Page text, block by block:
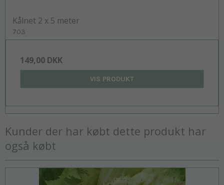
Kålnet 2 x 5 meter
703
149,00 DKK
VIS PRODUKT
Kunder der har købt dette produkt har
også købt